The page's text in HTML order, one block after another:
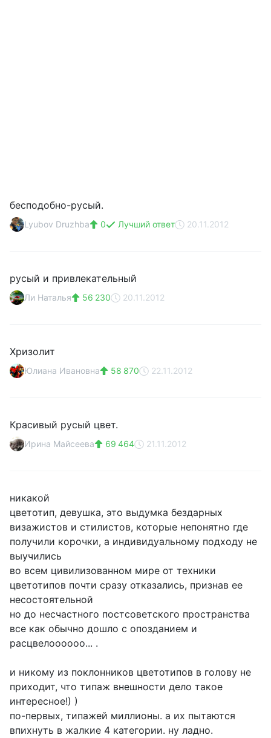
бесподобно-русый.
Lyubov Druzhba 0 Лучший ответ 20.11.2012
русый и привлекательный
Ли Наталья 56 230 20.11.2012
Хризолит
Юлиана Ивановна 58 870 22.11.2012
Красивый русый цвет.
Ирина Майсеева 69 464 21.11.2012
никакой
цветотип, девушка, это выдумка бездарных
визажистов и стилистов, которые непонятно где
получили корочки, а индивидуальному подходу не
выучились
во всем цивилизованном мире от техники
цветотипов почти сразу отказались, признав ее
несостоятельной
но до несчастного постсоветского пространства
все как обычно дошло с опозданием и
расцвелоооооо... .
и никому из поклонников цветотипов в голову не
приходит, что типаж внешности дело такое
интересное!) )
по-первых, типажей миллионы. а их пытаются
впихнуть в жалкие 4 категории. ну ладно.